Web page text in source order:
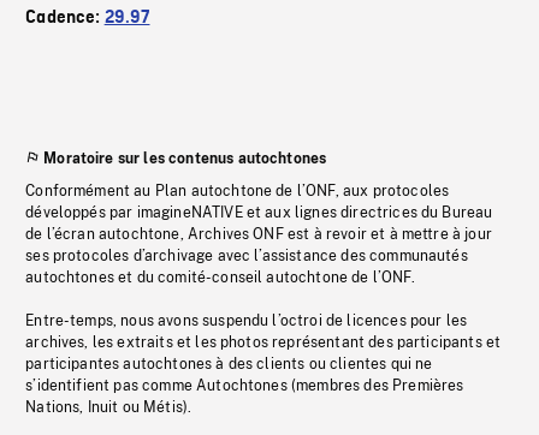
Cadence: 29.97
Moratoire sur les contenus autochtones
Conformément au Plan autochtone de l’ONF, aux protocoles
développés par imagineNATIVE et aux lignes directrices du Bureau
de l’écran autochtone, Archives ONF est à revoir et à mettre à jour
ses protocoles d’archivage avec l’assistance des communautés
autochtones et du comité-conseil autochtone de l’ONF.
Entre-temps, nous avons suspendu l’octroi de licences pour les
archives, les extraits et les photos représentant des participants et
participantes autochtones à des clients ou clientes qui ne
s’identifient pas comme Autochtones (membres des Premières
Nations, Inuit ou Métis).